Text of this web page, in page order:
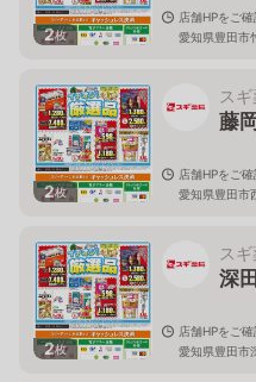
2枚
店舗HPをご
愛知県豊田市
2枚
ス
藤
店舗HPをご
愛知県豊田市
2枚
ス
深
店舗HPをご
愛知県豊田市